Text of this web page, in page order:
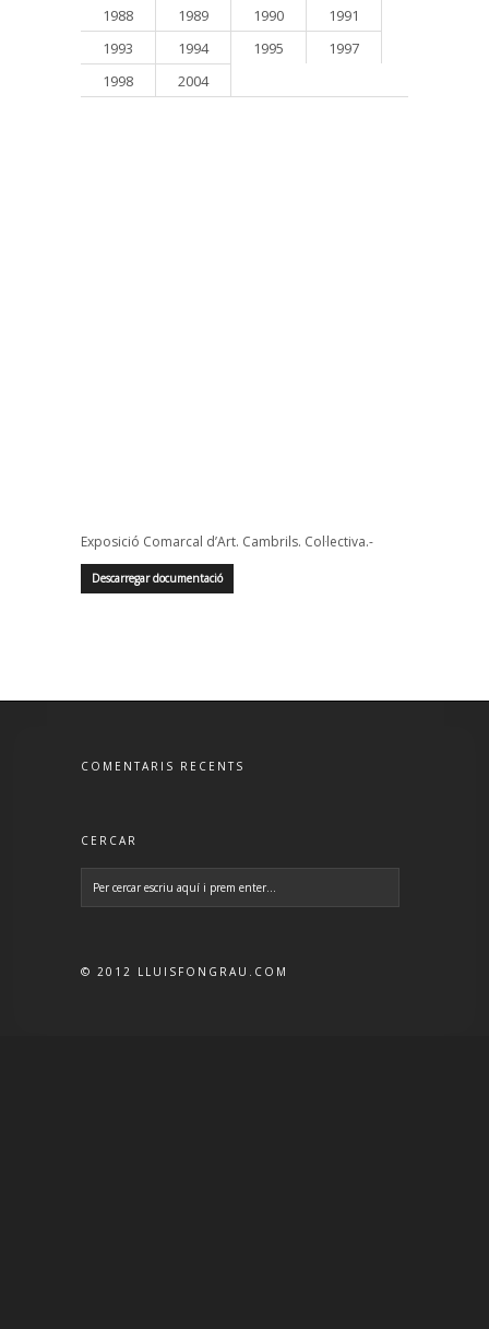
1988
1989 1990
1991
1993
1994 1995
1997
1998
2004
Exposició Comarcal d’Art. Cambrils. Col·lectiva.-
Descarregar documentació
COMENTARIS RECENTS
CERCAR
© 2012 LLUISFONGRAU.COM